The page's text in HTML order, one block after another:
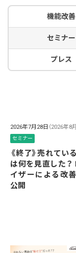
機能改善
セミナー
プレス
2026年7月28日 （2026年8
セミナー
《終了》売れてい
は何を見直した？
イザーによる改
公開